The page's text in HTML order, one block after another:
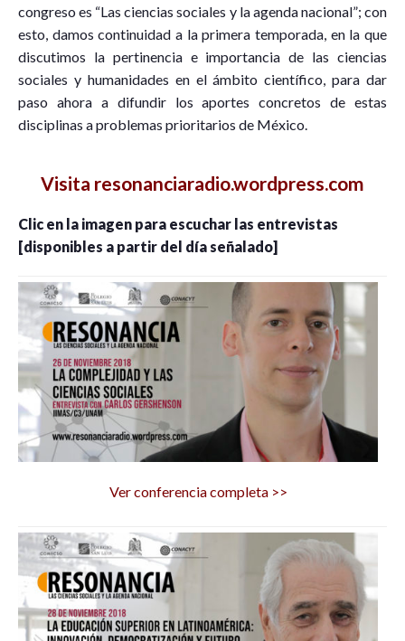
congreso es “Las ciencias sociales y la agenda nacional”; con
esto, damos continuidad a la primera temporada, en la que
discutimos la pertinencia e importancia de las ciencias
sociales y humanidades en el ámbito científico, para dar
paso ahora a difundir los aportes concretos de estas
disciplinas a problemas prioritarios de México.
Visita resonanciaradio.wordpress.com
Clic en la imagen para escuchar las entrevistas
[disponibles a partir del día señalado]
Ver conferencia completa >>